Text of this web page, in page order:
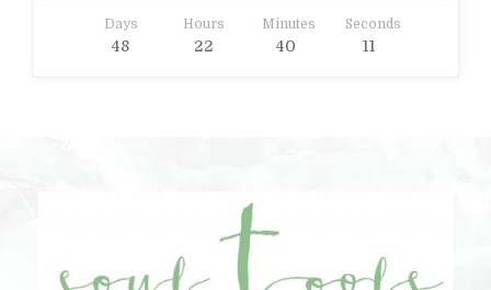
Days
48
Hours
22
Minutes
40
Seconds
09